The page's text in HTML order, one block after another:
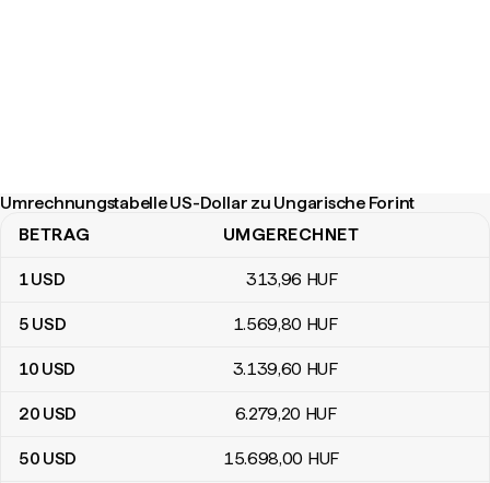
Umrechnungstabelle US-Dollar zu Ungarische Forint
Umrechnungstabelle US-Dollar zu Ungarische Forint
BETRAG UMGERECHNET
1USD 313,96 HUF
5 USD 1.569,80 HUF
10 USD 3.139,60 HUF
20 USD 6.279,20 HUF
50 USD 15.698,00 HUF